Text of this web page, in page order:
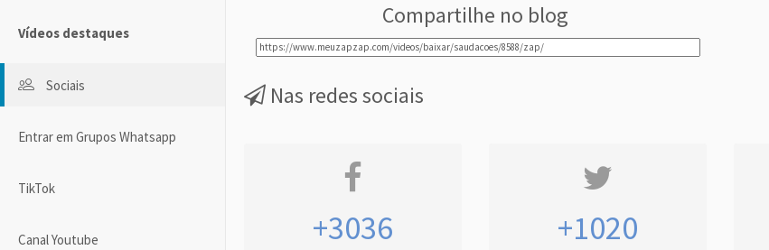
Vídeos destaques
Sociais
Entrar em Grupos Whatsapp
TikTok
Canal Youtube
Compartilhe no blog
Nas redes sociais
+3036 +1020